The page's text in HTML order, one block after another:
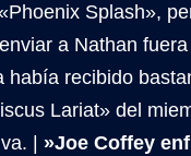
Splash»,
a Nathan
había recibido
Lariat» del
| »Joe Coffey